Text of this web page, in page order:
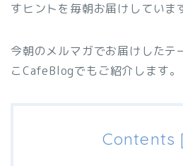
すヒントを毎朝お届けしていま
今朝のメルマガでお届けしたテ
こCafeBlogでもご紹介します。
Contents